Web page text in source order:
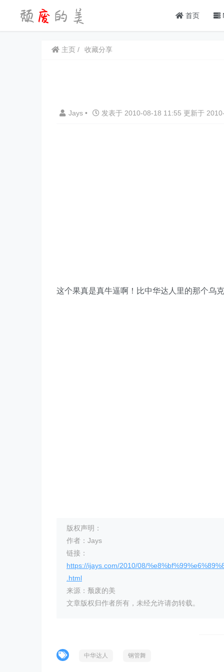
首页
主页 收藏分享
Jays • 发表于 2010-08-18 11:55 更新于
这个果真是真牛逼啊！比中华达人里的那个乌
版权声明：
作者：Jays
链接：
https://ijays.com/2010/08/
.html
来源：颓废的美
文章版权归作者所有，未经允许请勿转载。
中华达人 钢管舞